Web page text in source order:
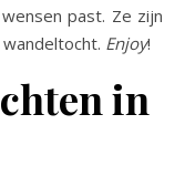
past. Ze zijn
Enjoy!
in